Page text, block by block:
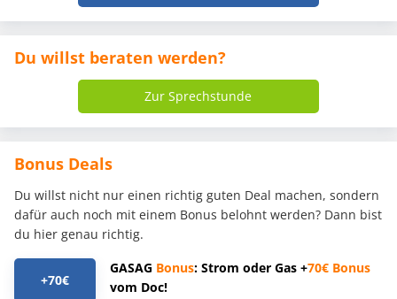
Du willst beraten werden?
Zur Sprechstunde
Bonus Deals
Du willst nicht nur einen richtig guten Deal machen, sondern
dafür auch noch mit einem Bonus belohnt werden? Dann bist
du hier genau richtig.
+70€
GASAG Bonus: Strom oder Gas +70€ Bonus
vom Doc!